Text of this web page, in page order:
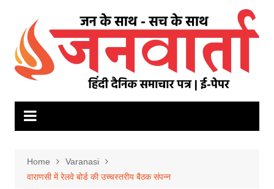
content
Home
Varanasi
वाराणसी में रेलवे बोर्ड की उच्चस्तरीय बैठक संपन्न